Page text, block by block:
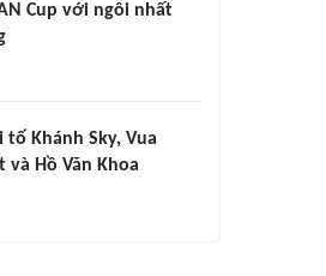
Cup với ngôi nhất
tố Khánh Sky, Vua
và Hồ Văn Khoa